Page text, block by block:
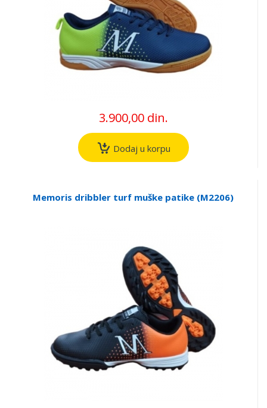
3.900,00 din.
Dodaj u korpu
Memoris dribbler turf muške patike (M2206)